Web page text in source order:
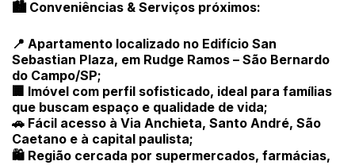
🏙️ Conveniências & Serviços próximos:
📍 Apartamento localizado no Edifício San
Sebastian Plaza, em Rudge Ramos – São Bernardo
do Campo/SP;
🏢 Imóvel com perfil sofisticado, ideal para famílias
que buscam espaço e qualidade de vida;
🚗 Fácil acesso à Via Anchieta, Santo André, São
Caetano e à capital paulista;
🛍️ Região cercada por supermercados, farmácias,